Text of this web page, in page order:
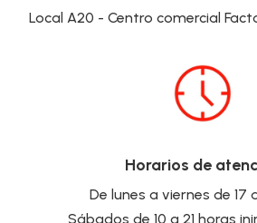
Local A20 - Centro comercial
Horarios de
De lunes a viernes de 17
Sábados de 10 a 21 horas